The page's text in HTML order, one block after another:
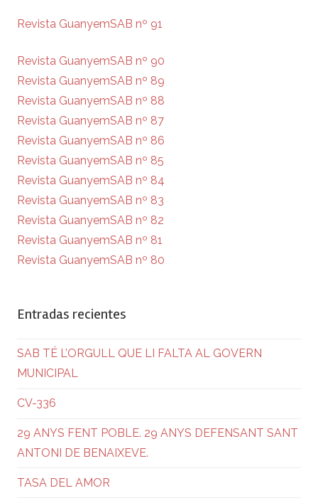
Revista GuanyemSAB nº 91
Revista GuanyemSAB nº 90
Revista GuanyemSAB nº 89
Revista GuanyemSAB nº 88
Revista GuanyemSAB nº 87
Revista GuanyemSAB nº 86
Revista GuanyemSAB nº 85
Revista GuanyemSAB nº 84
Revista GuanyemSAB nº 83
Revista GuanyemSAB nº 82
Revista GuanyemSAB nº 81
Revista GuanyemSAB nº 80
Entradas recientes
SAB TÉ L’ORGULL QUE LI FALTA AL GOVERN
MUNICIPAL
CV-336
29 ANYS FENT POBLE. 29 ANYS DEFENSANT SANT
ANTONI DE BENAIXEVE.
TASA DEL AMOR